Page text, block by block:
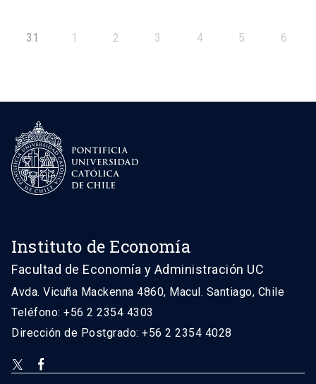
31 1 2 3 4 5 6
Instituto de Economía
Facultad de Economía y Administración UC
Avda. Vicuña Mackenna 4860, Macul. Santiago, Chile
Teléfono: +56 2 2354 4303
Dirección de Postgrado: +56 2 2354 4028